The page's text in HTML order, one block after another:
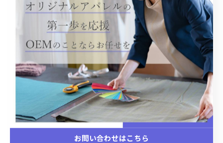
温泉着 リラックス CAP
バケットハット デニム素材 OEM生産
オリジナルOEM生産 犬、猫ベット
Gジャン 市場商品カスタマイズ
切り替えシャツ、セーター あり生地
切り替えワンピース ペットのパーカー
御主人お揃い ナイロンジャケット
お問い合わせはこちら